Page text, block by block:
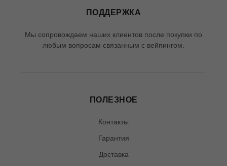
ПОДДЕРЖКА
Мы сопровождаем наших клиентов после покупки по
любым вопросам связанным с вейпингом.
ПОЛЕЗНОЕ
Контакты
Гарантия
Доставка